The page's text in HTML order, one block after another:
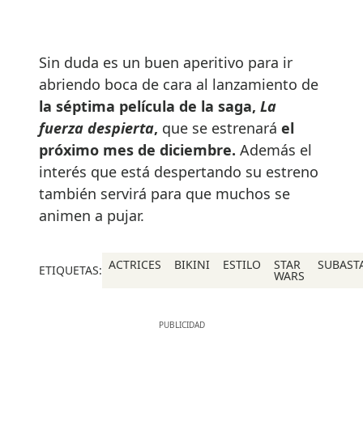
Sin duda es un buen aperitivo para ir
abriendo boca de cara al lanzamiento de
la séptima película de la saga, La
fuerza despierta, que se estrenará el
próximo mes de diciembre. Además el
interés que está despertando su estreno
también servirá para que muchos se
animen a pujar.
ETIQUETAS: ACTRICES BIKINI ESTILO STAR
WARS